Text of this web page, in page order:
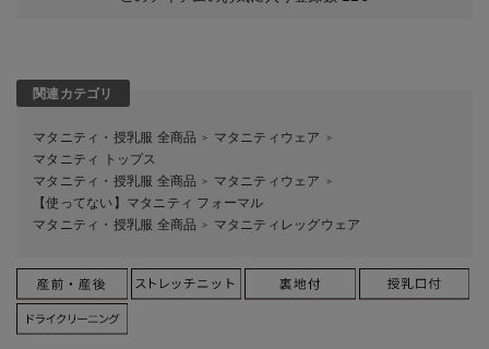
関連カテゴリ
マタニティ・授乳服 全商品 ＞ マタニティウェア ＞
マタニティ トップス
マタニティ・授乳服 全商品 ＞ マタニティウェア ＞
【使ってない】マタニティ フォーマル
マタニティ・授乳服 全商品 ＞ マタニティレッグウェア